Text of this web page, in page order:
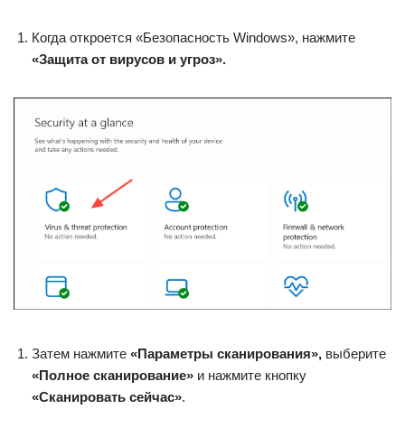
Когда откроется «Безопасность Windows», нажмите
«Защита от вирусов и угроз».
Затем нажмите «Параметры сканирования», выберите
«Полное сканирование» и нажмите кнопку
«Сканировать сейчас».